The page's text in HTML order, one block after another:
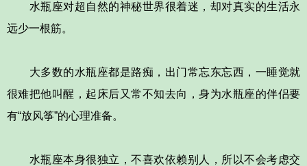
水瓶座对超自然的神秘世界很着迷，却对真实的生活永
远少一根筋。
大多数的水瓶座都是路痴，出门常忘东忘西，一睡觉就
很难把他叫醒，起床后又常不知去向，身为水瓶座的伴侣要
有“放风筝”的心理准备。
水瓶座本身很独立，不喜欢依赖别人，所以不会考虑交